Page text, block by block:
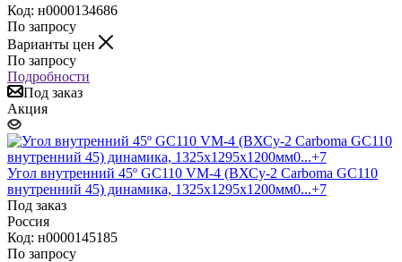
Код: н0000134686
По запросу
Варианты цен
По запросу
Подробности
Под заказ
Акция
Угол внутренний 45º GC110 VM-4 (ВХСу-2 Carboma GC110
внутренний 45) динамика, 1325х1295х1200мм0...+7
Под заказ
Россия
Код: н0000145185
По запросу